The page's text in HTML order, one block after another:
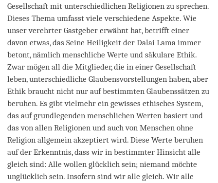
Gesellschaft mit unterschiedlichen Religionen zu sprechen.
Dieses Thema umfasst viele verschiedene Aspekte. Wie
unser verehrter Gastgeber erwähnt hat, betrifft einer
davon etwas, das Seine Heiligkeit der Dalai Lama immer
betont, nämlich menschliche Werte und säkulare Ethik.
Zwar mögen all die Mitglieder, die in einer Gesellschaft
leben, unterschiedliche Glaubensvorstellungen haben, aber
Ethik braucht nicht nur auf bestimmten Glaubenssätzen zu
beruhen. Es gibt vielmehr ein gewisses ethisches System,
das auf grundlegenden menschlichen Werten basiert und
das von allen Religionen und auch von Menschen ohne
Religion allgemein akzeptiert wird. Diese Werte beruhen
auf der Erkenntnis, dass wir in bestimmter Hinsicht alle
gleich sind: Alle wollen glücklich sein; niemand möchte
unglücklich sein. Insofern sind wir alle gleich. Wir alle